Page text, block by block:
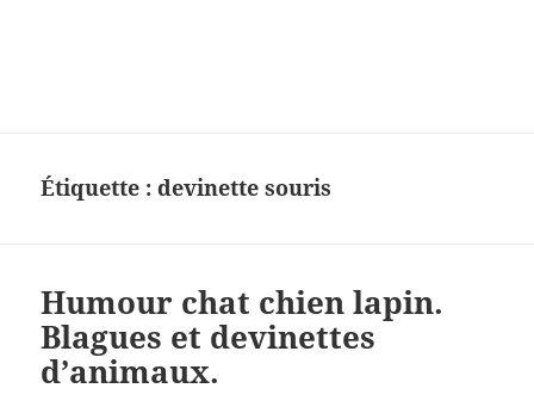
devinettes, pour enfants.
Étiquette :devinette souris
Humour chat chien lapin.
Blagues et devinettes
d’animaux.